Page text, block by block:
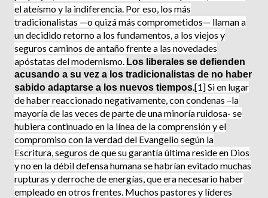
el ateísmo y la indiferencia. Por eso, los más
tradicionalistas —o quizá más comprometidos— llaman a
un decidido retorno a los funda­mentos, a los viejos y
seguros caminos de antaño frente a las novedades
apóstatas del modernismo. Los libe­rales se defienden
acusando a su vez a los tradicionalistas de no haber
sabido adaptarse a los nuevos tiem­pos.[1] Si en lugar
de haber reaccionado nega­tivamente, con condenas –la
mayoría de las veces de parte de una minoría ruidosa- se
hubiera continuado en la línea de la comprensión y el
compromiso con la verdad del Evangelio según la
Escritura, seguros de que su garantía última reside en Dios
y no en la débil defensa humana se habrían evitado muchas
rupturas y derroche de energías, que era necesario haber
empleado en otros frentes. Muchos pastores y líderes